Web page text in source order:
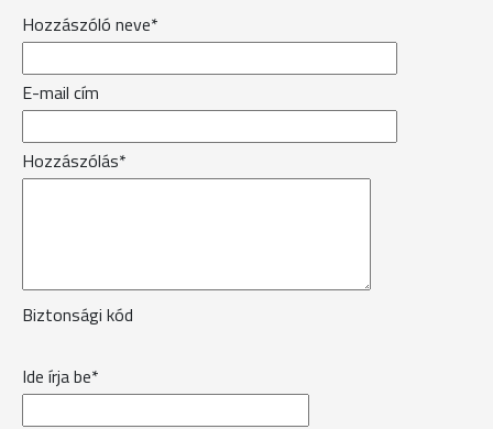
Hozzászóló neve*
E-mail cím
Hozzászólás*
Biztonsági kód
Ide írja be*